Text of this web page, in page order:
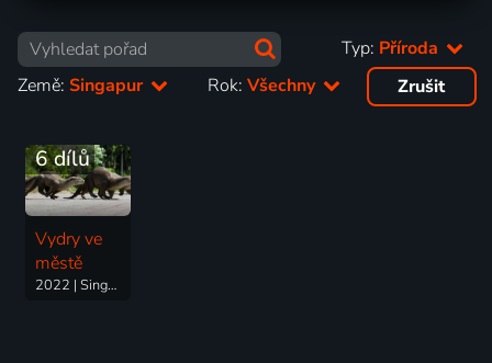
Typ: Příroda
Země: Singapur Rok:Všechny Zrušit
6 dílů
Vydry ve
městě
2022 | Singapur | Příroda